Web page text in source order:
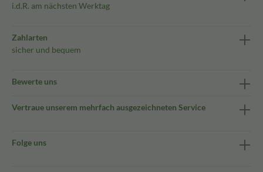
i.d.R. am nächsten Werktag
Zahlarten
sicher und bequem
Bewerte uns
Vertraue unserem mehrfach ausgezeichneten Service
Folge uns